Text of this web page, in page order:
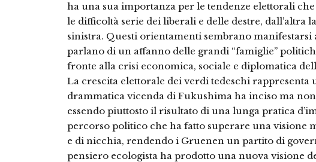
ha una sua importanza per le tendenze elettorali
le difficoltà serie dei liberali e delle destre, dall’altra
sinistra. Questi orientamenti sembrano
parlano di un affanno delle grandi “famiglie”
fronte alla crisi economica, sociale e diplomatica
La crescita elettorale dei verdi tedeschi rappresenta
drammatica vicenda di Fukushima ha inciso ma
essendo piuttosto il risultato di una lunga pratica
percorso politico che ha fatto superare una visione
e di nicchia, rendendo i Gruenen un partito di
pensiero ecologista ha prodotto una nuova visione